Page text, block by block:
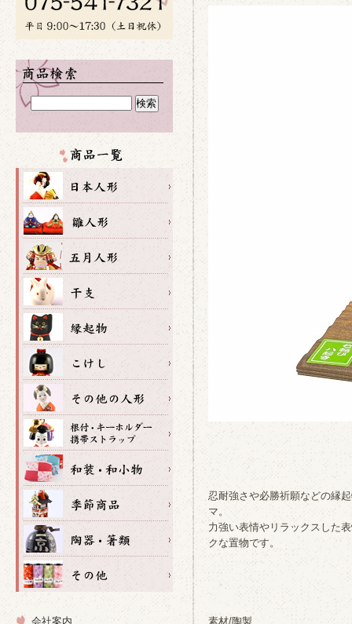
忍耐強さや必勝祈願などの縁
マ。
力強い表情やリラックスした
クな置物です。
素材/陶製
会社案内